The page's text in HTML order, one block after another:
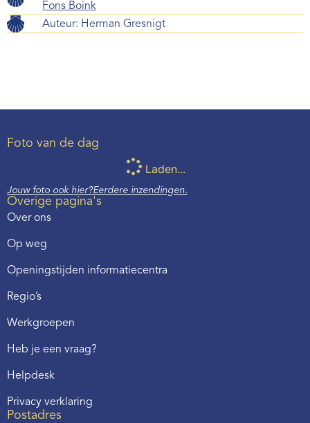
Fons Boink
Auteur: Herman Gresnigt
Foto van de dag
Laden...
Jouw foto ook hier?Eerdere inzendingen.
Overige pagina's
Over ons
Op weg
Openingstijden informatiecentra
Regio’s
Werkgroepen
Heb je een vraag?
Helpdesk
Privacy verklaring
Postadres